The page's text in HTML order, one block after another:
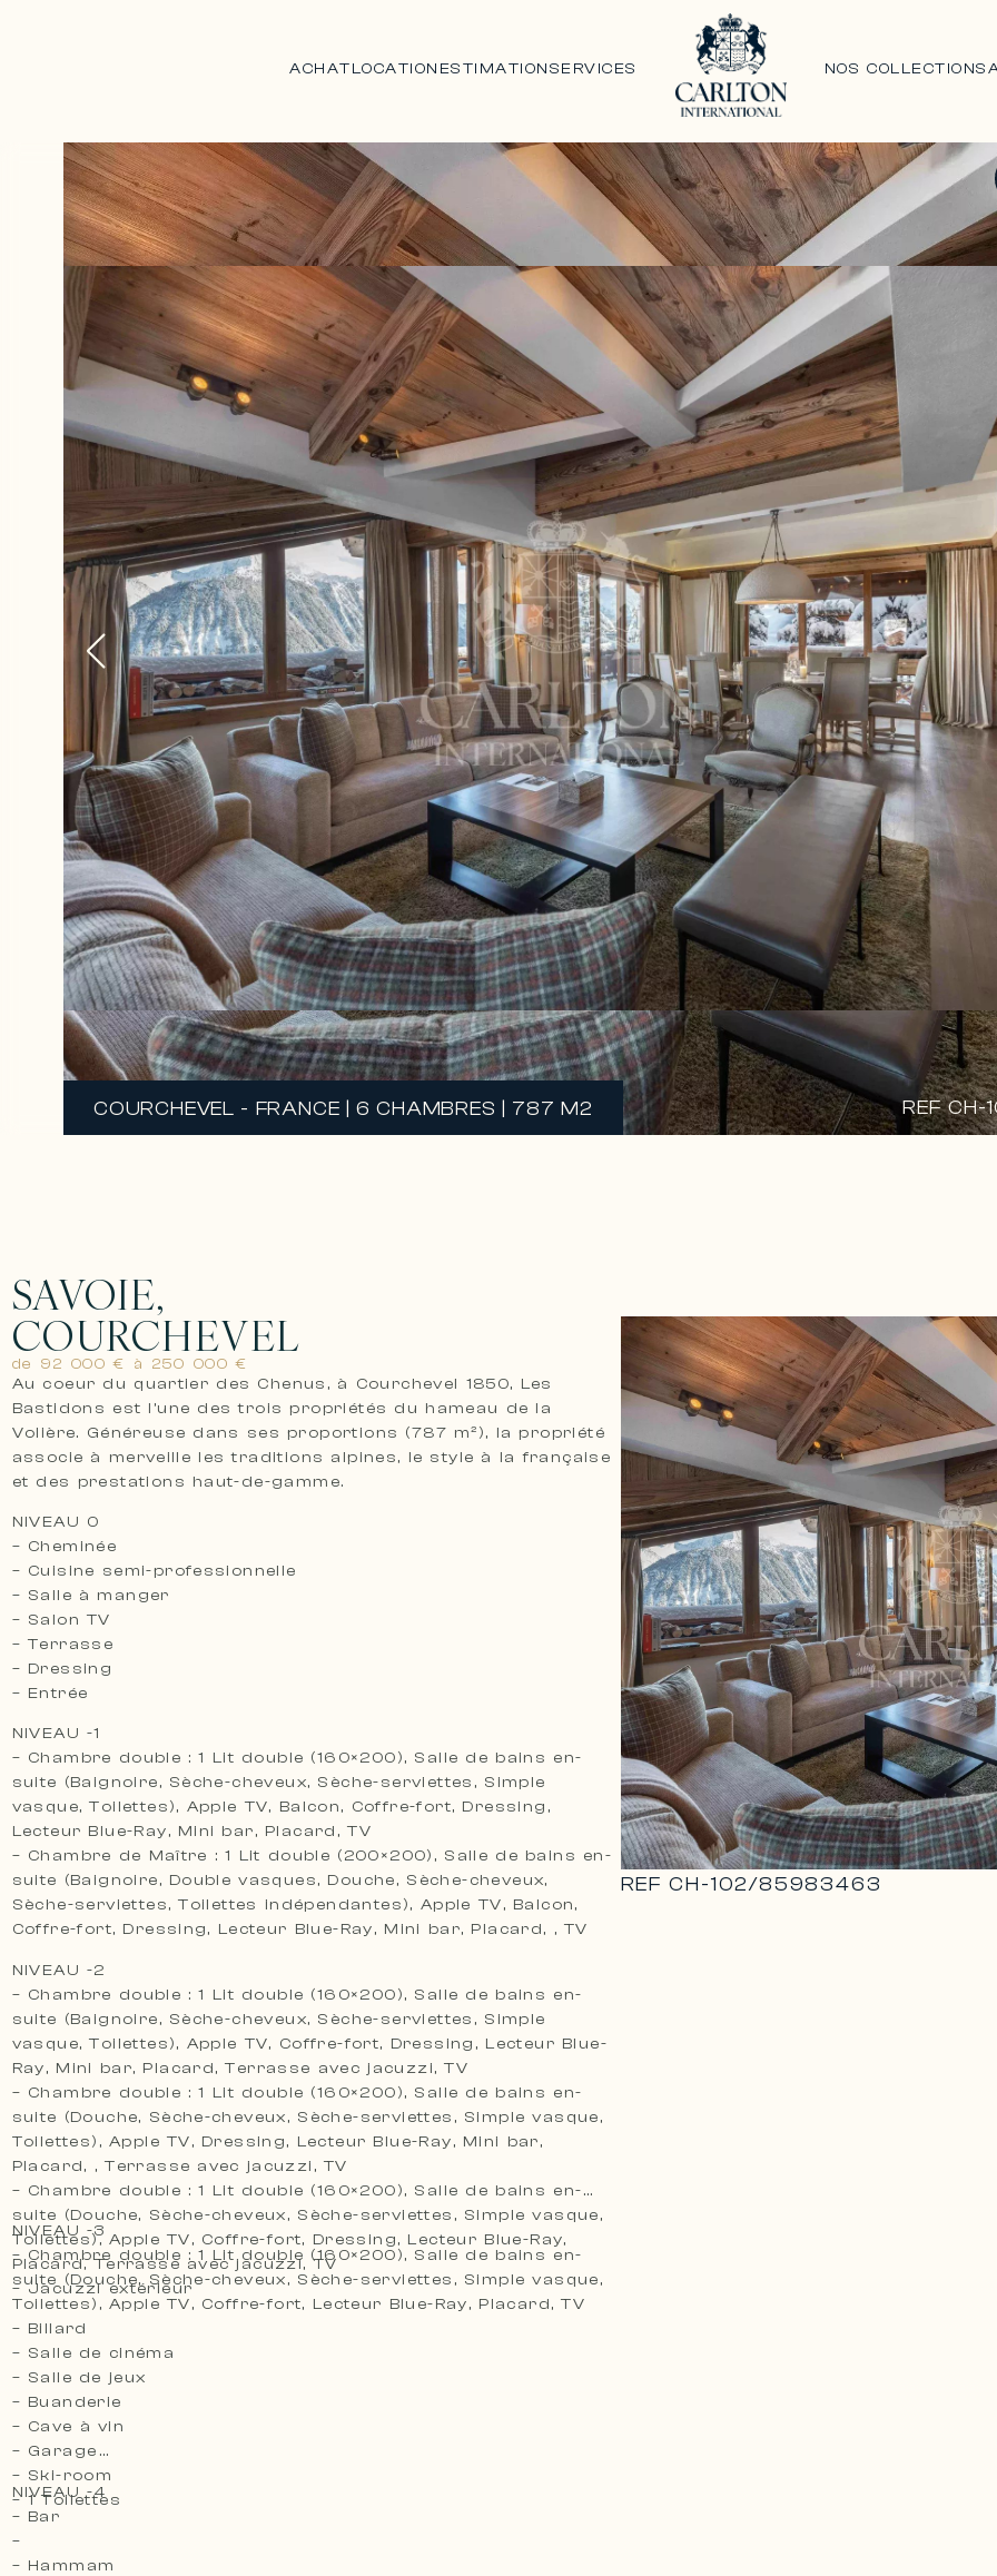
ACHATLOCATION ESTIMATIONSERVICES NOS COLLECTIONS
COURCHEVEL - FRANCE | 6 CHAMBRES | 787 M2 REF CH-
SAVOIE,
COURCHEVEL
de 92 000 € à 250 000 €
Au coeur du quartier des Chenus, à Courchevel 1850, Les
Bastidons est l’une des trois propriétés du hameau de la
Volière. Généreuse dans ses proportions (787 m²), la propriété
associe à merveille les traditions alpines, le style à la française
et des prestations haut-de-gamme.
NIVEAU 0
– Cheminée
– Cuisine semi-professionnelle
– Salle à manger
– Salon TV
– Terrasse
– Dressing
– Entrée
NIVEAU -1
– Chambre double : 1 Lit double (160×200), Salle de bains en-
suite (Baignoire, Sèche-cheveux, Sèche-serviettes, Simple
vasque, Toilettes), Apple TV, Balcon, Coffre-fort, Dressing,
Lecteur Blue-Ray, Mini bar, Placard, TV
– Chambre de Maître : 1 Lit double (200×200), Salle de bains en-
suite (Baignoire, Double vasques, Douche, Sèche-cheveux,
Sèche-serviettes, Toilettes indépendantes), Apple TV, Balcon,
Coffre-fort, Dressing, Lecteur Blue-Ray, Mini bar, Placard, , TV
NIVEAU -2
– Chambre double : 1 Lit double (160×200), Salle de bains en-
suite (Baignoire, Sèche-cheveux, Sèche-serviettes, Simple
vasque, Toilettes), Apple TV, Coffre-fort, Dressing, Lecteur Blue-
Ray, Mini bar, Placard, Terrasse avec jacuzzi, TV
– Chambre double : 1 Lit double (160×200), Salle de bains en-
suite (Douche, Sèche-cheveux, Sèche-serviettes, Simple vasque,
Toilettes), Apple TV, Dressing, Lecteur Blue-Ray, Mini bar,
Placard, , Terrasse avec jacuzzi, TV
– Chambre double : 1 Lit double (160×200), Salle de bains en-
suite (Douche, Sèche-cheveux, Sèche-serviettes, Simple vasque,
Toilettes), Apple TV, Coffre-fort, Dressing, Lecteur Blue-Ray,
Placard, Terrasse avec jacuzzi, TV
– Jacuzzi extérieur
NIVEAU -3
– Chambre double : 1 Lit double (160×200), Salle de bains en-
suite (Douche, Sèche-cheveux, Sèche-serviettes, Simple vasque,
Toilettes), Apple TV, Coffre-fort, Lecteur Blue-Ray, Placard, TV
– Billard
– Salle de cinéma
– Salle de jeux
– Buanderie
– Cave à vin
– Garage
– Ski-room
– 1 Toilettes
NIVEAU -4
– Bar
–
– Hammam
REFCH-102/85983463